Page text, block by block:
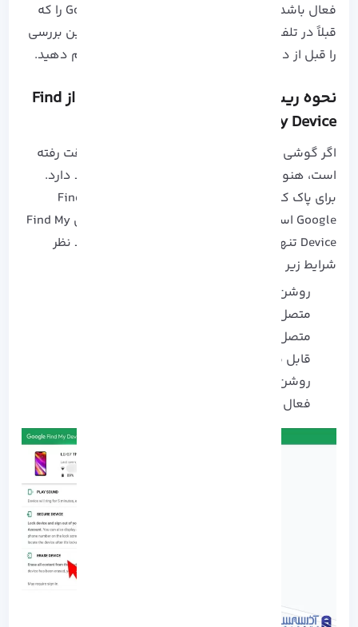
فعال باشد، از شما خواسته می شود حساب Google را که
قبلاً در تلفن استفاده می کردید وارد کنید. حتما این بررسی
را قبل از دادن گوشی خود به شخص دیگری انجام دهید.
نحوه ریست فکتوری اندروید با استفاده از Find
My Device
اگر گوشی اندرویدی خود را گم کرده اید یا به سرقت رفته
است، هنوز راهی برای پاک کردن اطلاعات آن وجود دارد.
برای پاک کردن آن می‌توانید از ویژگی Find My Device
Google استفاده کنید. پاک کردن دستگاه از طریق Find My
Device تنها در صورتی کار می کند که گوشی مورد نظر
شرایط زیر را داشته باشد:
روشن بودن گوشی
متصل بودن به حساب Google
متصل به داده تلفن همراه یا Wi-Fi
قابل مشاهده در گوگل پلی
روشن بودن Location
فعال بودن Find My Device